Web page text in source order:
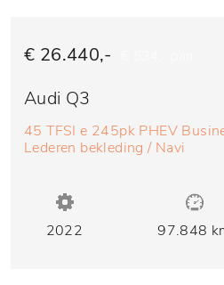
€ 26.440,-
Audi Q3
45 TFSI e 245pk PHEV
Lederen bekleding / Navi
2022 97.848